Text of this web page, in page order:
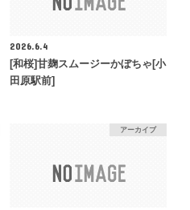
2026.6.4
[和桜]甘麹スムージーかぼちゃ[小
田原駅前]
アーカイブ